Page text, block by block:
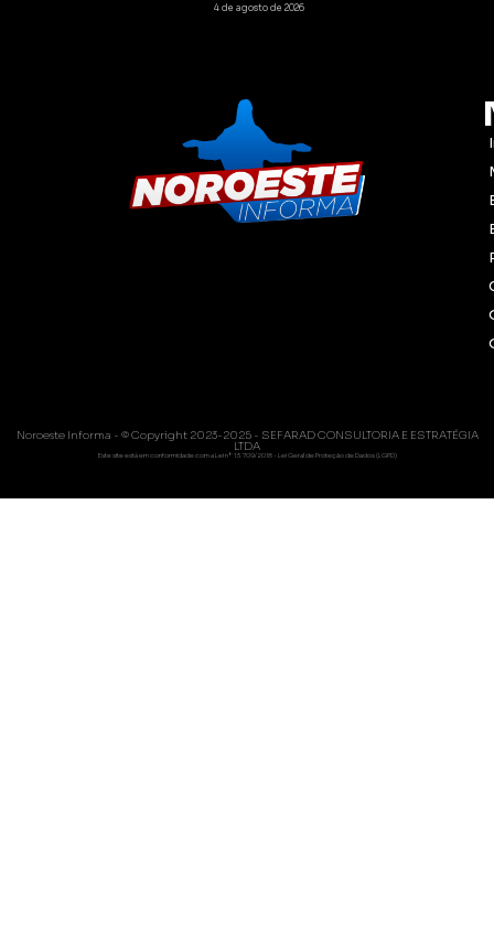
4 de agosto de 2026
Noroeste Informa - © Copyright 2023-2025 - SEFARAD CONSULTORIA E ESTRATÉGIA
LTDA
Este site está em conformidade com a Lei nº 13.709/2018 - Lei Geral de Proteção de Dados (LGPD)